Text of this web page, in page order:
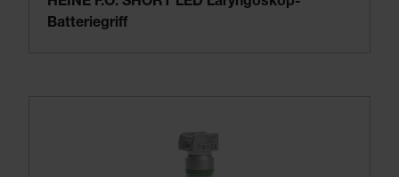
Batteriegriff